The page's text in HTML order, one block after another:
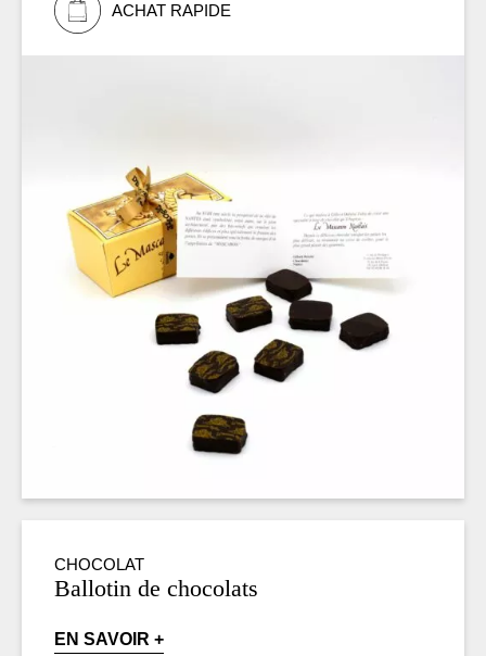
ACHAT RAPIDE
CHOCOLAT
Ballotin de chocolats
EN SAVOIR +